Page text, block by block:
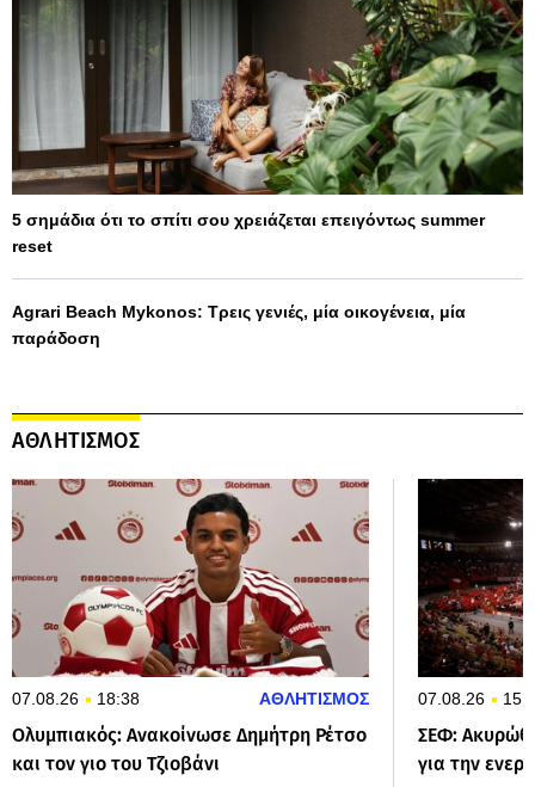
5 σημάδια ότι το σπίτι σου χρειάζεται επειγόντως summer
reset
Agrari Beach Mykonos: Τρεις γενιές, μία οικογένεια, μία
παράδοση
ΑΘΛΗΤΙΣΜΟΣ
07.08.26 18:38 ΑΘΛΗΤΙΣΜΟΣ
Ολυμπιακός: Ανακοίνωσε Δημήτρη Ρέτσο
και τον γιο του Τζιοβάνι
07.08.26
ΣΕΦ:
για την